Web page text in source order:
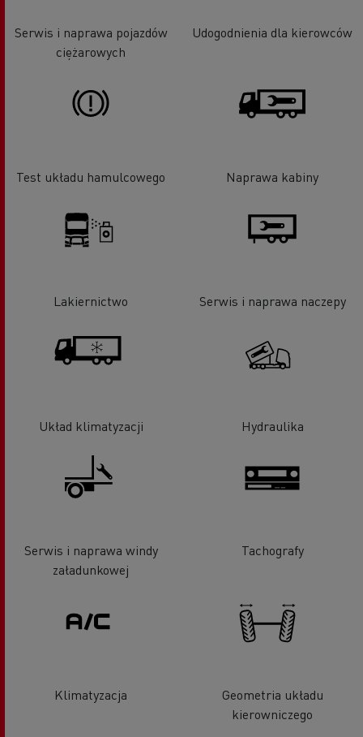
Serwis i naprawa pojazdów
ciężarowych
Udogodnienia dla kierowców
Test układu hamulcowego Naprawa kabiny
Lakiernictwo Serwis i naprawa naczepy
Układ klimatyzacji Hydraulika
Serwis i naprawa windy
załadunkowej
Tachografy
Klimatyzacja
Geometria układu
kierowniczego